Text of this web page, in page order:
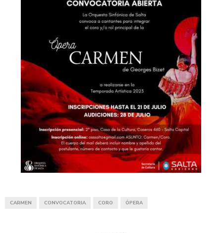
CARMEN CONVOCATORIA CORO ÓPERA